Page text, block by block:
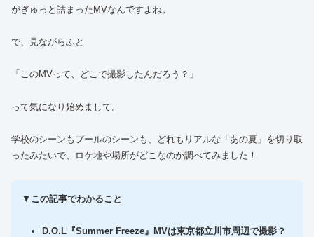
がぎゅっと詰まったMVなんですよね。
で、見ながらふと
「このMVって、どこで撮影したんだろう？」
って気になり始めまして。
学校のシーンもプールのシーンも、どれもリアルな「あの夏」を切り取
ったみたいで、ロケ地や場所がどこなのか調べてみました！
▼ この記事でわかること
D.O.L『Summer Freeze』MVは東京都立川市周辺で撮影？